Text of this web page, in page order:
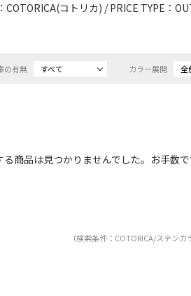
COTORICA(コトリカ) / PRICE TYPE：
の有無 すべて カラー展開 全
商品は見つかりませんでした。お手数
（検索条件：COTORICA/ステンカ